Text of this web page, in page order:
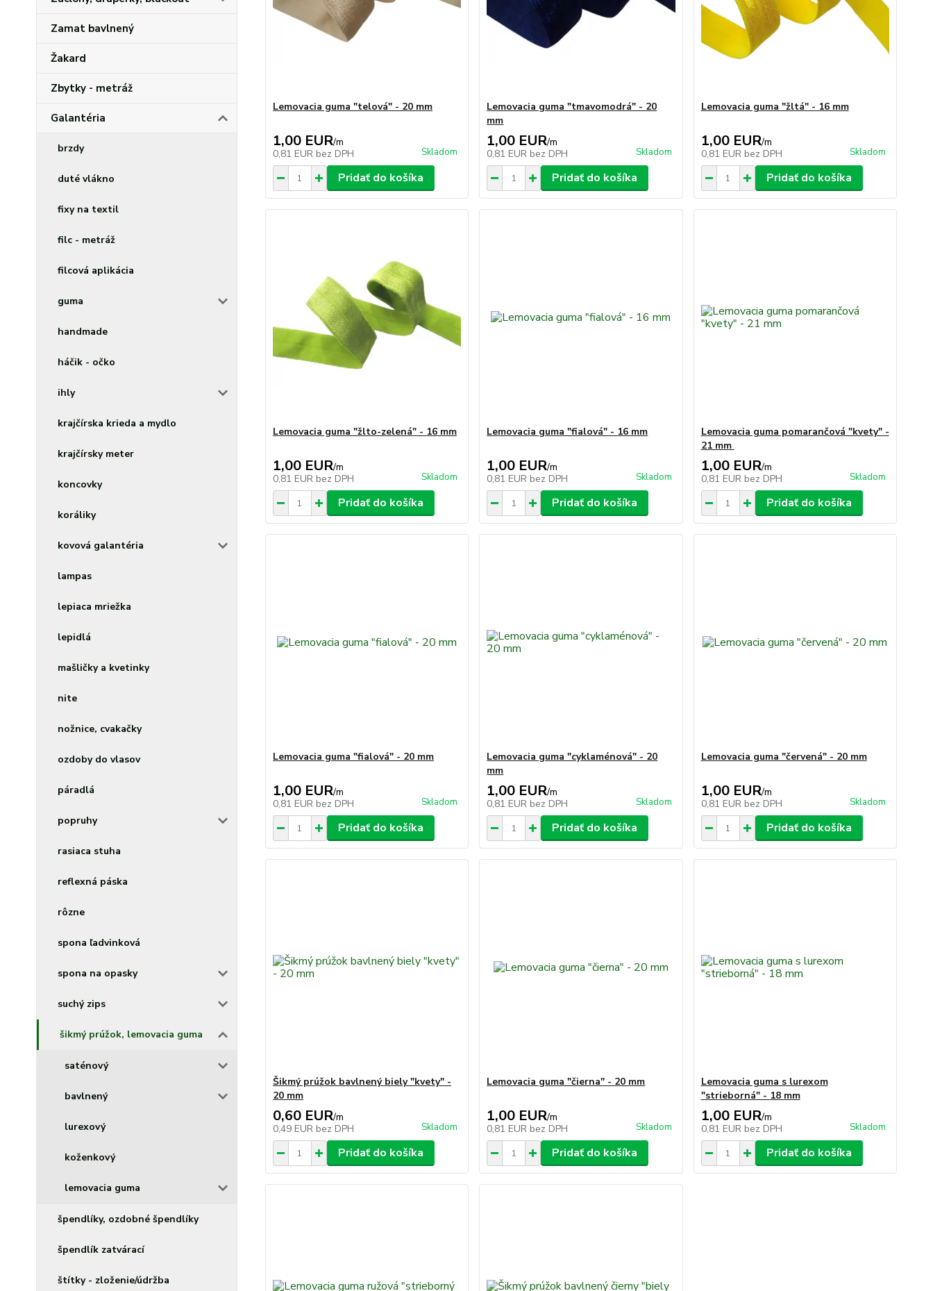
Zamat bavlnený
Žakard
Zbytky - metráž
Galantéria
brzdy
duté vlákno
fixy na textil
filc - metráž
filcová aplikácia
guma
handmade
háčik - očko
ihly
krajčírska krieda a mydlo
krajčírsky meter
koncovky
koráliky
kovová galantéria
lampas
lepiaca mriežka
lepidlá
mašličky a kvetinky
nite
nožnice, cvakačky
ozdoby do vlasov
páradlá
popruhy
rasiaca stuha
reflexná páska
rôzne
spona ľadvinková
spona na opasky
suchý zips
šikmý prúžok, lemovacia guma
saténový
bavlnený
lurexový
koženkový
lemovacia guma
špendlíky, ozdobné špendlíky
špendlík zatvárací
štítky - zloženie/údržba
Lemovacia guma "telová" - 20 mm
1,00 EUR/m
0,81 EUR bez DPH Skladom
Pridať do košíka
Lemovacia guma "tmavomodrá" - 20
mm
1,00 EUR/m
0,81 EUR bez DPH Skladom
Pridať do košíka
Lemovacia guma "žltá" - 16 mm
1,00 EUR/m
0,81 EUR bez DPH Skladom
Pridať do košíka
Lemovacia guma "žlto-zelená" - 16 mm
1,00 EUR/m
0,81 EUR bez DPH Skladom
Pridať do košíka
Lemovacia guma "fialová" - 16 mm
1,00 EUR/m
0,81 EUR bez DPH Skladom
Pridať do košíka
Lemovacia guma pomarančová "kvety" -
21 mm
1,00 EUR/m
0,81 EUR bez DPH Skladom
Pridať do košíka
Lemovacia guma "fialová" - 20 mm
1,00 EUR/m
0,81 EUR bez DPH Skladom
Pridať do košíka
Lemovacia guma "cyklaménová" - 20
mm
1,00 EUR/m
0,81 EUR bez DPH Skladom
Pridať do košíka
Lemovacia guma "červená" - 20 mm
1,00 EUR/m
0,81 EUR bez DPH Skladom
Pridať do košíka
Šikmý prúžok bavlnený biely "kvety" -
20 mm
0,60 EUR/m
0,49 EUR bez DPH Skladom
Pridať do košíka
Lemovacia guma "čierna" - 20 mm
1,00 EUR/m
0,81 EUR bez DPH Skladom
Pridať do košíka
Lemovacia guma s lurexom
"strieborná" - 18 mm
1,00 EUR/m
0,81 EUR bez DPH Skladom
Pridať do košíka